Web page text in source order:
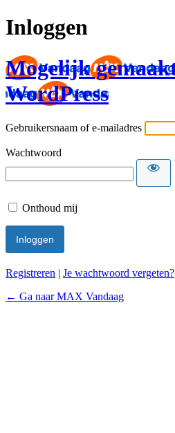
Inloggen
Mogelijk
WordPress
Gebruikersnaam of e-mailadres
Wachtwoord
Onthoud mij
Registreren | Je wachtwoord vergeten?
← Ga naar MAX Vandaag